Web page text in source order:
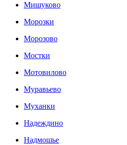
Мишуково
Морозки
Морозово
Мостки
Мотовилово
Муравьево
Муханки
Надеждино
Надмошье